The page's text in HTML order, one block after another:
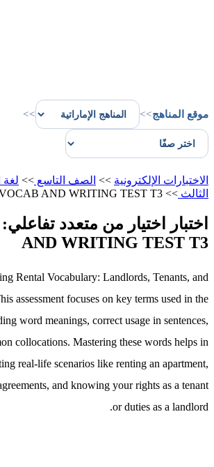
موقع المناهج>>
>>
الاختبارات الإلكترونية >> الصف التاسع >> لغة
الثالث >>
VOCAB AND WRITING TEST T3
AND WRITING TEST T3
Rental Vocabulary: Landlords, Tenants, and
assessment focuses on key terms used in the
word meanings, correct usage in sentences,
collocations. Mastering these words helps in
real-life scenarios like renting an apartment,
and knowing your rights as a tenant
or duties as a landlord.